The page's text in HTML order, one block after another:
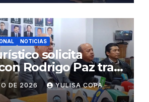
NOTICIAS
solicita
Rodrigo Paz tras
la administración
DE 2026 YULISA COPA